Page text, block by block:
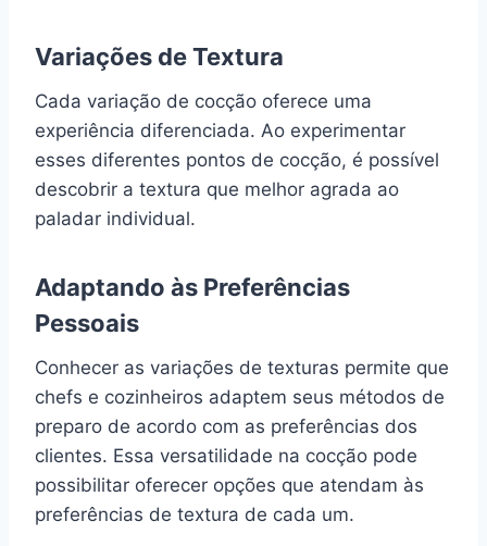
Variações de Textura
Cada variação de cocção oferece uma
experiência diferenciada. Ao experimentar
esses diferentes pontos de cocção, é possível
descobrir a textura que melhor agrada ao
paladar individual.
Adaptando às Preferências
Pessoais
Conhecer as variações de texturas permite que
chefs e cozinheiros adaptem seus métodos de
preparo de acordo com as preferências dos
clientes. Essa versatilidade na cocção pode
possibilitar oferecer opções que atendam às
preferências de textura de cada um.